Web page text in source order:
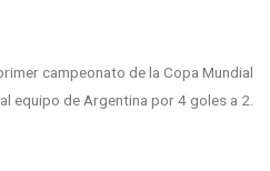
campeonato de la Copa Mundial
equipo de Argentina por 4 goles a 2.